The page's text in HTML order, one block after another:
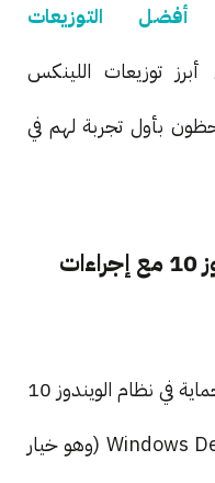
التوزيعات
توزيعات اللينكس
بأول تجربة لهم في
الابقاء على استخدام الويندوز 10 مع إجراءات
في الغالب انت لا تستخدم برنامج حماية في نظام الويندوز 10
وتعتمد اعتمادًا كليًا على Windows Defender (وهو خيار